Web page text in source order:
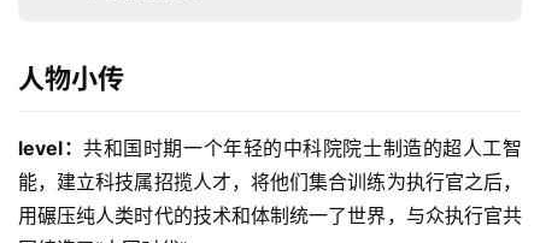
人物小传
level：共和国时期一个年轻的中科院院士制造的超人工智
能，建立科技属招揽人才，将他们集合训练为执行官之后，
用碾压纯人类时代的技术和体制统一了世界，与众执行官共